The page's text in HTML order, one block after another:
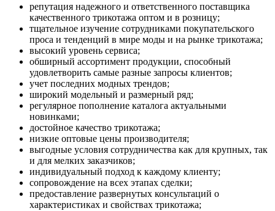
репутация надежного и ответственного поставщика
качественного трикотажа оптом и в розницу;
тщательное изучение сотрудниками покупательского
проса и тенденций в мире моды и на рынке трикотажа;
высокий уровень сервиса;
обширный ассортимент продукции, способный
удовлетворить самые разные запросы клиентов;
учет последних модных трендов;
широкий модельный и размерный ряд;
регулярное пополнение каталога актуальными
новинками;
достойное качество трикотажа;
низкие оптовые цены производителя;
выгодные условия сотрудничества как для крупных, так
и для мелких заказчиков;
индивидуальный подход к каждому клиенту;
сопровождение на всех этапах сделки;
предоставление развернутых консультаций о
характеристиках и свойствах трикотажа;